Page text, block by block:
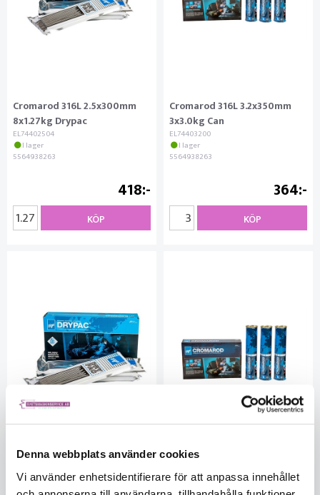
Denna webbplats använder cookies
Vi använder enhetsidentifierare för att anpassa innehållet
Cromarod 316L 2.5x300mm
8x1.27kg Drypac
EL74402504
I lager
5564938263
418
KÖP
Cromarod 316L 3.2x350mm
3x3.0kg Can
EL74403200
I lager
5564938263
364
KÖP
Cromarod 316L 3.2x350mm
10x1.5kg Drypac
EL74403204
3x3.0kg Can
EL74404000